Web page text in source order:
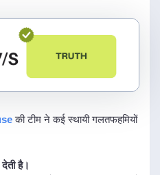
की टीम ने कई स्थायी गलतफहमियों
है।